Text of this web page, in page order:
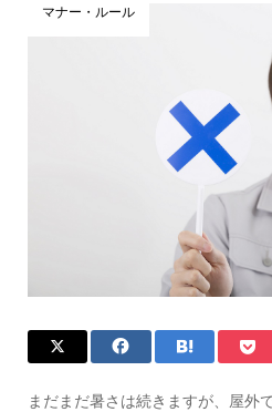
マナー・ルール
まだまだ暑さは続きますが、屋外